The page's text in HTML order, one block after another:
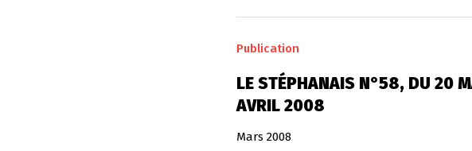
Publication
LE STÉPHANAIS N°58, DU 20
AVRIL 2008
Mars 2008